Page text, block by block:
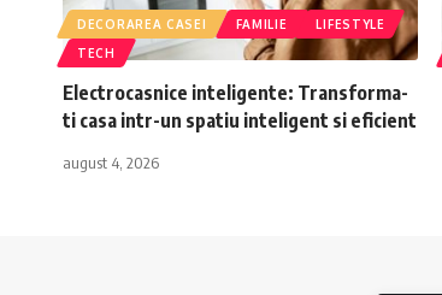
DECORAREA CASEI FAMILIE
LIFESTYLE
TECH
Electrocasnice inteligente: Transforma-
ti casa intr-un spatiu inteligent si eficient
august 4, 2026